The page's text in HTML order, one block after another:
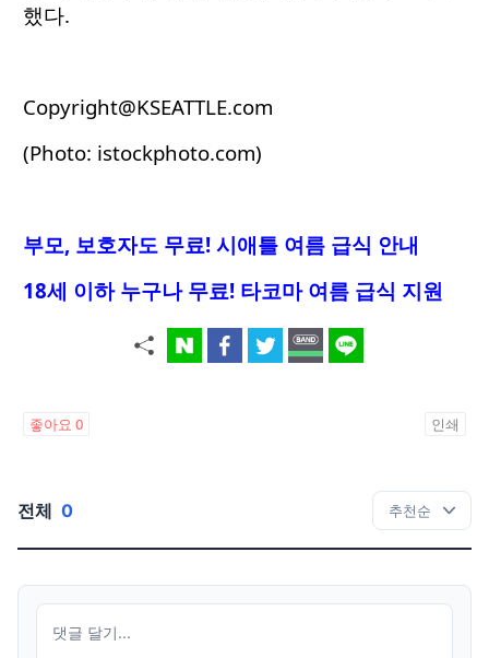
했다.
Copyright@KSEATTLE.com
(Photo: istockphoto.com)
부모, 보호자도 무료! 시애틀 여름 급식 안내
18세 이하 누구나 무료! 타코마 여름 급식 지원
좋아요 0 인쇄
전체 0